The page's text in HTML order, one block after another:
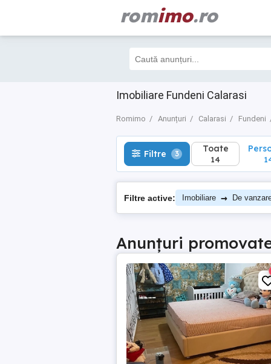
romimo.ro
Imobiliare Fundeni Calarasi
Romimo Anunțuri Calarasi Fundeni
Filtre 3 Toate
14
Filtre 3 Toate
14
Filtre active: Imobiliare → De
Anunțuri